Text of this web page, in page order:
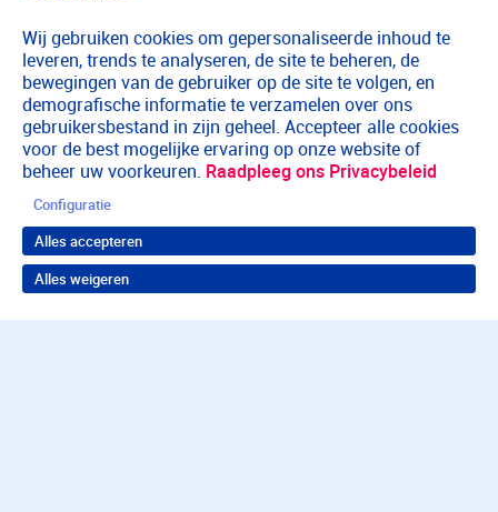
Wij gebruiken cookies om gepersonaliseerde inhoud te
leveren, trends te analyseren, de site te beheren, de
bewegingen van de gebruiker op de site te volgen, en
demografische informatie te verzamelen over ons
gebruikersbestand in zijn geheel. Accepteer alle cookies
voor de best mogelijke ervaring op onze website of
beheer uw voorkeuren. Raadpleeg ons Privacybeleid
Configuratie
Alles accepteren
Alles weigeren